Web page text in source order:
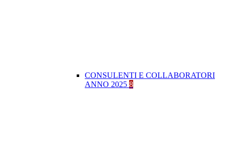
CONSULENTI E COLLABORATORI
ANNO 2025 8